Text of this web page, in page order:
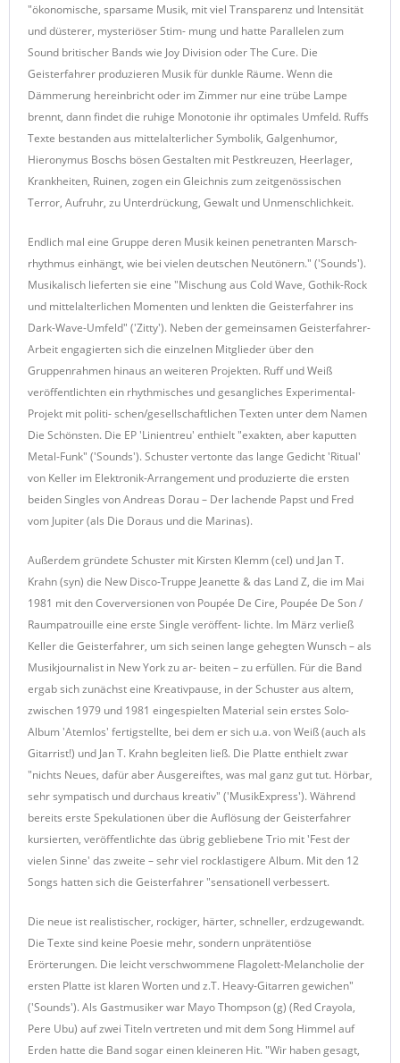
"ökonomische, sparsame Musik, mit viel Transparenz und Intensität
und düsterer, mysteriöser Stim- mung und hatte Parallelen zum
Sound britischer Bands wie Joy Division oder The Cure. Die
Geisterfahrer produzieren Musik für dunkle Räume. Wenn die
Dämmerung hereinbricht oder im Zimmer nur eine trübe Lampe
brennt, dann findet die ruhige Monotonie ihr optimales Umfeld. Ruffs
Texte bestanden aus mittelalterlicher Symbolik, Galgenhumor,
Hieronymus Boschs bösen Gestalten mit Pestkreuzen, Heerlager,
Krankheiten, Ruinen, zogen ein Gleichnis zum zeitgenössischen
Terror, Aufruhr, zu Unterdrückung, Gewalt und Unmenschlichkeit.
Endlich mal eine Gruppe deren Musik keinen penetranten Marsch-
rhythmus einhängt, wie bei vielen deutschen Neutönern." ('Sounds').
Musikalisch lieferten sie eine "Mischung aus Cold Wave, Gothik-Rock
und mittelalterlichen Momenten und lenkten die Geisterfahrer ins
Dark-Wave-Umfeld" ('Zitty'). Neben der gemeinsamen Geisterfahrer-
Arbeit engagierten sich die einzelnen Mitglieder über den
Gruppenrahmen hinaus an weiteren Projekten. Ruff und Weiß
veröffentlichten ein rhythmisches und gesangliches Experimental-
Projekt mit politi- schen/gesellschaftlichen Texten unter dem Namen
Die Schönsten. Die EP 'Linientreu' enthielt "exakten, aber kaputten
Metal-Funk" ('Sounds'). Schuster vertonte das lange Gedicht 'Ritual'
von Keller im Elektronik-Arrangement und produzierte die ersten
beiden Singles von Andreas Dorau – Der lachende Papst und Fred
vom Jupiter (als Die Doraus und die Marinas).
Außerdem gründete Schuster mit Kirsten Klemm (cel) und Jan T.
Krahn (syn) die New Disco-Truppe Jeanette & das Land Z, die im Mai
1981 mit den Coverversionen von Poupée De Cire, Poupée De Son /
Raumpatrouille eine erste Single veröffent- lichte. Im März verließ
Keller die Geisterfahrer, um sich seinen lange gehegten Wunsch – als
Musikjournalist in New York zu ar- beiten – zu erfüllen. Für die Band
ergab sich zunächst eine Kreativpause, in der Schuster aus altem,
zwischen 1979 und 1981 eingespielten Material sein erstes Solo-
Album 'Atemlos' fertigstellte, bei dem er sich u.a. von Weiß (auch als
Gitarrist!) und Jan T. Krahn begleiten ließ. Die Platte enthielt zwar
"nichts Neues, dafür aber Ausgereiftes, was mal ganz gut tut. Hörbar,
sehr sympatisch und durchaus kreativ" ('MusikExpress'). Während
bereits erste Spekulationen über die Auflösung der Geisterfahrer
kursierten, veröffentlichte das übrig gebliebene Trio mit 'Fest der
vielen Sinne' das zweite – sehr viel rocklastigere Album. Mit den 12
Songs hatten sich die Geisterfahrer "sensationell verbessert.
Die neue ist realistischer, rockiger, härter, schneller, erdzugewandt.
Die Texte sind keine Poesie mehr, sondern unprätentiöse
Erörterungen. Die leicht verschwommene Flagolett-Melancholie der
ersten Platte ist klaren Worten und z.T. Heavy-Gitarren gewichen"
('Sounds'). Als Gastmusiker war Mayo Thompson (g) (Red Crayola,
Pere Ubu) auf zwei Titeln vertreten und mit dem Song Himmel auf
Erden hatte die Band sogar einen kleineren Hit. "Wir haben gesagt,